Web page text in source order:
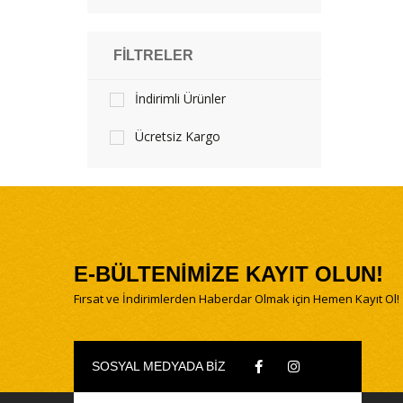
FILTRELER
İndirimli Ürünler
Ücretsiz Kargo
E-BÜLTENİMİZE KAYIT OLUN!
Fırsat ve İndirimlerden Haberdar Olmak için Hemen Kayıt Ol!
SOSYAL MEDYADA BİZ